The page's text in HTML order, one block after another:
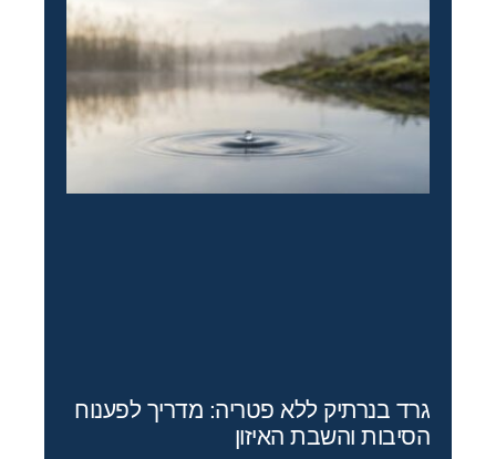
גרד בנרתיק ללא פטריה: מדריך לפענוח
הסיבות והשבת האיזון